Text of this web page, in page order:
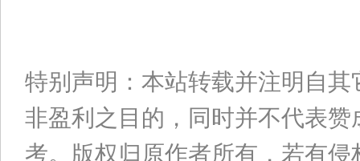
特别声明：本站转载并注明自
非盈利之目的，同时并不代表
考。版权归原作者所有，若有